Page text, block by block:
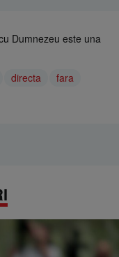
Dumnezeu este una
directa
fara